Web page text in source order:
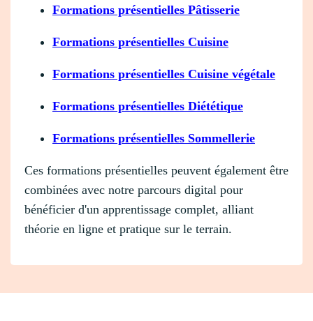
Formations présentielles Pâtisserie
Formations présentielles Cuisine
Formations présentielles Cuisine végétale
Formations présentielles Diététique
Formations présentielles Sommellerie
Ces formations présentielles peuvent également être
combinées avec notre parcours digital pour
bénéficier d'un apprentissage complet, alliant
théorie en ligne et pratique sur le terrain.